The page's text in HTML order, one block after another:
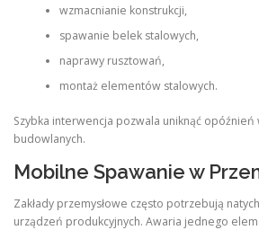
wzmacnianie konstrukcji,
spawanie belek stalowych,
naprawy rusztowań,
montaż elementów stalowych.
Szybka interwencja pozwala uniknąć
budowlanych.
Mobilne Spawanie w
Zakłady przemysłowe często potrzebują
urządzeń produkcyjnych. Awaria jednego